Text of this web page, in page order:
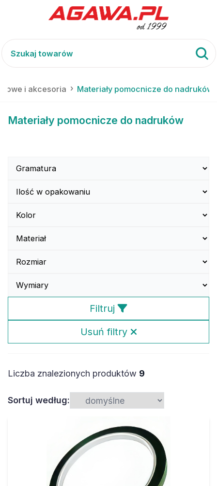
i akcesoria Materiały pomocnicze do nadruków
Materiały pomocnicze do nadruków
Filtruj
Usuń filtry
Liczba znalezionych produktów 9
Sortuj według: